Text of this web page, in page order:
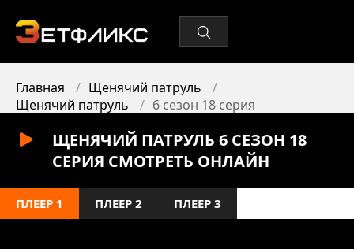
Главная
Щенячий патруль
Щенячий патруль
6 сезон 18 серия
ЩЕНЯЧИЙ ПАТРУЛЬ 6 СЕЗОН 18
СЕРИЯ СМОТРЕТЬ ОНЛАЙН
ПЛЕЕР 1 ПЛЕЕР 2 ПЛЕЕР 3